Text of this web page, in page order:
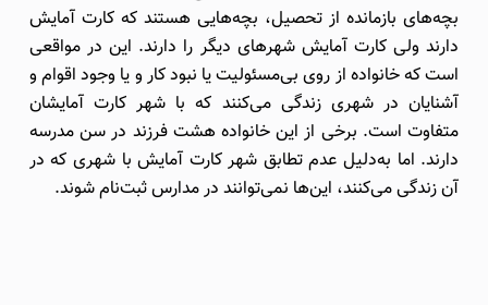
بچه‌های بازمانده از تحصیل، بچه‌هایی هستند که کارت آمایش
دارند ولی کارت آمایش شهرهای دیگر را دارند. این در مواقعی
است که خانواده از روی بی‌مسئولیت یا نبود کار و یا وجود اقوام و
آشنایان در شهری زندگی می‌کنند که با شهر کارت آمایشان
متفاوت است. برخی از این خانواده هشت فرزند در سن مدرسه
دارند. اما به‌دلیل عدم تطابق شهر کارت آمایش با شهری که در
آن زندگی می‌کنند، این‌ها نمی‌توانند در مدارس ثبت‌نام شوند.